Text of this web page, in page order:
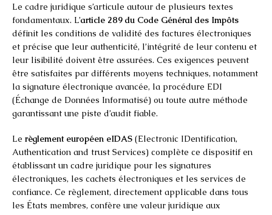
Le cadre juridique s’articule autour de plusieurs textes
fondamentaux. L’article 289 du Code Général des Impôts
définit les conditions de validité des factures électroniques
et précise que leur authenticité, l’intégrité de leur contenu et
leur lisibilité doivent être assurées. Ces exigences peuvent
être satisfaites par différents moyens techniques, notamment
la signature électronique avancée, la procédure EDI
(Échange de Données Informatisé) ou toute autre méthode
garantissant une piste d’audit fiable.
Le règlement européen eIDAS (Electronic IDentification,
Authentication and trust Services) complète ce dispositif en
établissant un cadre juridique pour les signatures
électroniques, les cachets électroniques et les services de
confiance. Ce règlement, directement applicable dans tous
les États membres, confère une valeur juridique aux